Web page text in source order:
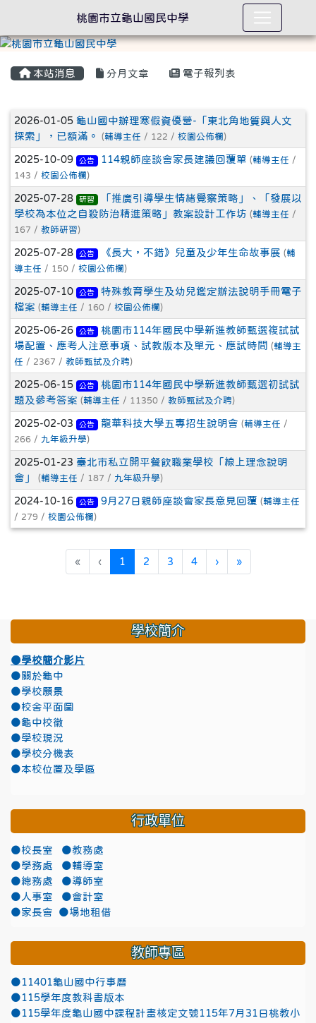
本站消息 分月文章 電子報列表
文章列表
2026-01-05 龜山國中辦理寒假資優營-「東北角地質與人文
探索」，已額滿。
(輔導主任 / 122 / 校園公佈欄 )
2025-10-09 公告 114親師座談會家長建議回覆單 (輔導主任 /
143 / 校園公佈欄 )
2025-07-28 研習
「推廣引導學生情緒覺察策略」、「發展以
學校為本位之自殺防治精進策略」教案設計工作坊 (輔導主任 /
167 / 教師研習)
2025-07-28 公告 《長大，不錯》兒童及少年生命故事展 (輔
導主任 / 150 / 校園公佈欄 )
2025-07-10 公告
特殊教育學生及幼兒鑑定辦法說明手冊電子
檔案 (輔導主任 / 160 / 校園公佈欄 )
2025-06-26 公告
桃園市114年國民中學新進教師甄選複試試
場配置、應考人注意事項、試教版本及單元、應試時間 (輔導主
任 / 2367 / 教師甄試及介聘)
2025-06-15 公告
桃園市114年國民中學新進教師甄選初試試
題及參考答案 (輔導主任 / 11350 / 教師甄試及介聘)
2025-02-03 公告 龍華科技大學五專招生說明會 (輔導主任 /
266 / 九年級升學)
2025-01-23 臺北市私立開平餐飲職業學校「線上理念說明
會」
(輔導主任 / 187 / 九年級升學)
2024-10-16 公告 9月27日親師座談會家長意見回覆 (輔導主任
/ 279 / 校園公佈欄 )
« ‹ 1 (目前頁次)
2 3 4 ›下一頁
»最後頁
學校簡介
●學校簡介影片
●關於龜中
●學校願景
●校舍平面圖
●龜中校徽
●學校現況
●學校分機表
●本校位置及學區
行政單位
●校長室
●教務處
●學務處
●輔導室
●總務處
●導師室
●人事室
●會計室
●家長會
●場地租借
教師專區
●11401龜山國中行事曆
●115學年度教科書版本
●115學年度龜山國中課程計畫核定文號115年7月31日桃教小
桃園市立龜山國民中學